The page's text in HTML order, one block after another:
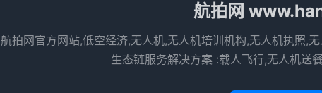
航拍网
航拍网官方网站,低空经济,无人机,无人机培训机构,无人机执照,
生态链服务解决方案 :载人飞行,无人机送